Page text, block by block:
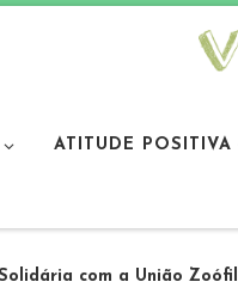
ATITUDE POSITIVA
com a União